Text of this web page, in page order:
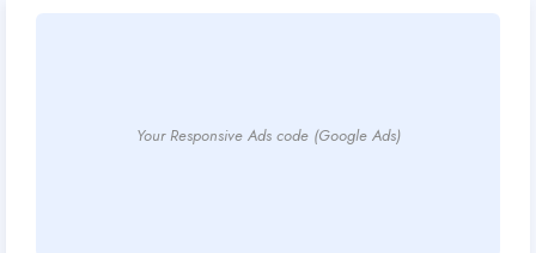
Your Responsive Ads code (Google Ads)